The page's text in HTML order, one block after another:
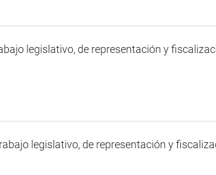
legislativo, de representación y
legislativo, de representación y